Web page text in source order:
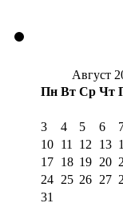
Август
Пн Вт Ср Чт
3
4 5 6
10 11 12 13
17 18 19 20
24 25 26 27
31